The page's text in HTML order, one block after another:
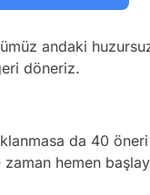
andaki
döneriz.
da 40
hemen